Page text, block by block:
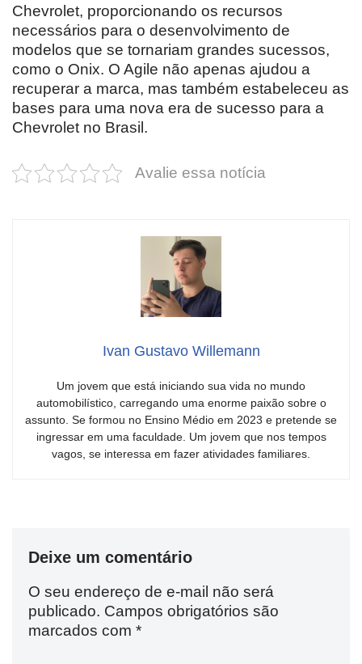
Chevrolet, proporcionando os recursos
necessários para o desenvolvimento de
modelos que se tornariam grandes sucessos,
como o Onix. O Agile não apenas ajudou a
recuperar a marca, mas também estabeleceu as
bases para uma nova era de sucesso para a
Chevrolet no Brasil.
Avalie essa notícia
Ivan Gustavo Willemann
Um jovem que está iniciando sua vida no mundo
automobilístico, carregando uma enorme paixão sobre o
assunto. Se formou no Ensino Médio em 2023 e pretende se
ingressar em uma faculdade. Um jovem que nos tempos
vagos, se interessa em fazer atividades familiares.
Deixe um comentário
O seu endereço de e-mail não será
publicado. Campos obrigatórios são
marcados com *